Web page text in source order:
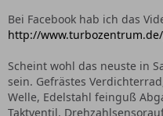
Bei Facebook hab ich das
http://
Scheint wohl das neuste in
sein. Gefrästes
Welle, Edelstahl feinguß
Taktventil,